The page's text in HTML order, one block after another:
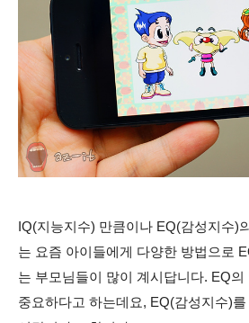
IQ(지능지수) 만큼이나 EQ(감성지수)
는 요즘 아이들에게 다양한 방법으로
는 부모님들이 많이 계시답니다. EQ
중요하다고 하는데요, EQ(감성지수)